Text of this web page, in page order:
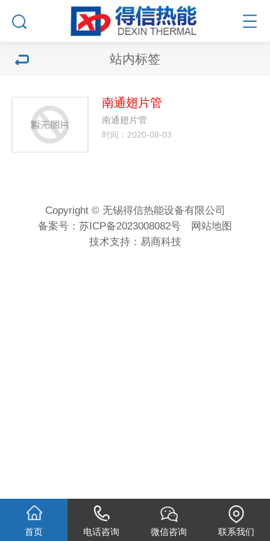
站内标签
南通翅片管
南通翅片管
时间：2020-08-03
Copyright © 无锡得信热能设备有限公司
备案号： 苏ICP备2023008082号
网站地图
技术支持： 易商科技
首页 电话咨询 微信咨询 联系我们